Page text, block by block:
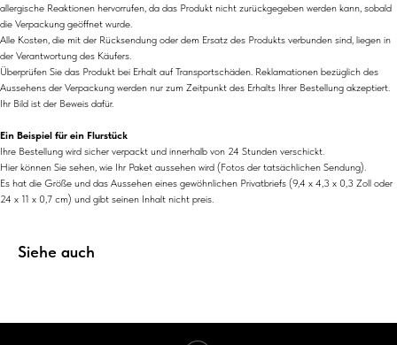
allergische Reaktionen hervorrufen, da das Produkt nicht zurückgegeben werden kann, sobald
die Verpackung geöffnet wurde.
Alle Kosten, die mit der Rücksendung oder dem Ersatz des Produkts verbunden sind, liegen in
der Verantwortung des Käufers.
Überprüfen Sie das Produkt bei Erhalt auf Transportschäden. Reklamationen bezüglich des
Aussehens der Verpackung werden nur zum Zeitpunkt des Erhalts Ihrer Bestellung akzeptiert.
Ihr Bild ist der Beweis dafür.
Ein Beispiel für ein Flurstück
Ihre Bestellung wird sicher verpackt und innerhalb von 24 Stunden verschickt.
Hier können Sie sehen, wie Ihr Paket aussehen wird (Fotos der tatsächlichen Sendung).
Es hat die Größe und das Aussehen eines gewöhnlichen Privatbriefs (9,4 x 4,3 x 0,3 Zoll oder
24 x 11 x 0,7 cm) und gibt seinen Inhalt nicht preis.
Siehe auch